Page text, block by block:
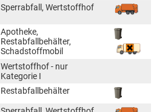
Sperrabfall, Wertstoffhof
Apotheke,
Restabfallbehälter,
Schadstoffmobil
Wertstoffhof - nur
Kategorie I
Restabfallbehälter